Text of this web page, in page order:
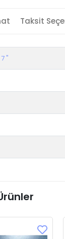
Taksit
"